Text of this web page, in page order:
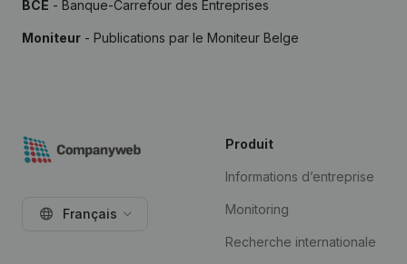
BCE - Banque-Carrefour des Entreprises
Moniteur - Publications par le Moniteur Belge
Français
Produit
Informations d’entreprise
Monitoring
Recherche internationale